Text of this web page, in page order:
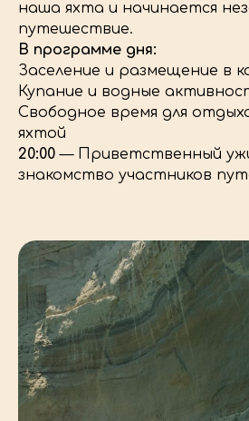
наша яхта и начинается
путешествие.
В программе дня:
Заселение и размещение в
Купание и водные
Свободное время для
яхтой
20:00 — Приветственный
знакомство участников